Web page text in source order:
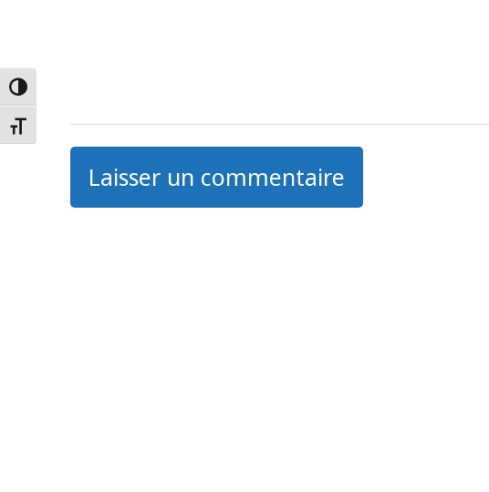
Passer en contraste élevé
Changer la taille de la police
Laisser un commentaire